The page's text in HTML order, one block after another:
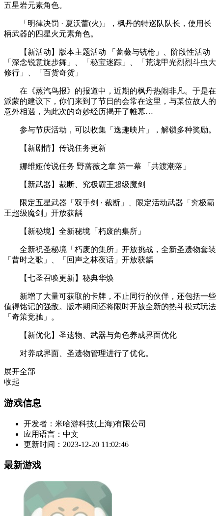
五星岩元素角色。
「明律决罚 · 夏沃蕾(火)」，枫丹的特巡队队长，使用长
柄武器的四星火元素角色。
【新活动】版本主题活动 「蔷薇与铳枪」、阶段性活动
「深念锐意旋步舞」、「秘宝迷踪」、「荒泷甲光烈烈斗虫大
修行」、「百货奇货」
在《蒸汽鸟报》的报道中，近期的枫丹热闹非凡。于是在
派蒙的建议下，你们来到了节日的会常在这里，与某位故人的
意外相遇，为此次的奇妙经历揭开了帷幕…
参与节庆活动，可以收集「逸趣映片」，解锁多种奖励。
【新剧情】传说任务更新
娜维娅传说任务 野蔷薇之章 第一幕 「共渡潮落」
【新武器】裁断、究极霸王超级魔剑
限定五星武器「双手剑 · 裁断」、限定活动武器「究极霸
王超级魔剑」开放获龋
【新秘境】全新秘境「朽废的集所」
全新祝圣秘境「朽废的集所」开放挑战，全新圣遗物套装
「昔时之歌」、「回声之林夜话」开放获龋
【七圣召唤更新】秘典华焕
新增了大量可获取的卡牌，不止同行的伙伴，还包括一些
值得铭记的强敌。版本期间还将限时开放全新的热斗模式玩法
「奇策竞驰」。
【新优化】圣遗物、武器与角色养成界面优化
对养成界面、圣遗物管理进行了优化。
展开全部
收起
游戏信息
开发者： 米哈游科技(上海)有限公司
应用语言： 中文
更新时间： 2023-12-20 11:02:46
最新游戏